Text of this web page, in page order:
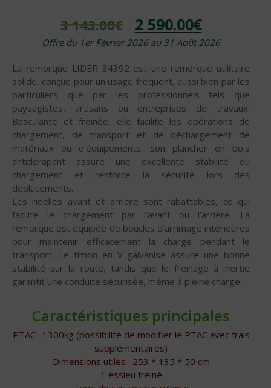
3 143.00€ 2 590.00€
Offre du 1er Février 2026 au 31 Août 2026
La remorque LIDER 34392 est une remorque utilitaire
solide, conçue pour un usage fréquent, aussi bien par les
particuliers que par les professionnels tels que
paysagistes, artisans ou entreprises de travaux.
Basculante et freinée, elle facilite les opérations de
chargement, de transport et de déchargement de
matériaux ou d’équipements. Son plancher en bois
antidérapant assure une excellente stabilité du
chargement et renforce la sécurité lors des
déplacements.
Les ridelles avant et arrière sont rabattables, ce qui
facilite le chargement par l’avant ou l’arrière. La
remorque est équipée de boucles d’arrimage intérieures
pour maintenir efficacement la charge pendant le
transport. Le timon en V galvanisé assure une bonne
stabilité sur la route, tandis que le freinage à inertie
garantit une conduite sécurisée, même à pleine charge.
Caractéristiques principales
PTAC : 1300kg (possibilité de modifier le PTAC avec frais
supplémentaires)
Dimensions utiles : 253 * 135 * 50 cm
1 essieu freiné